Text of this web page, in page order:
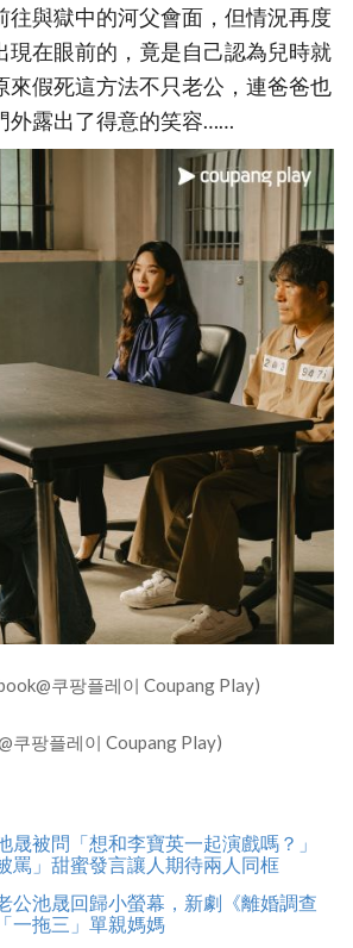
往與獄中的河父會面，但情況再度
現在眼前的，竟是自己認為兒時就
來假死這方法不只老公，連爸爸也
外露出了得意的笑容……
쿠팡플레이 Coupang Play)
쿠팡플레이 Coupang Play)
晟被問「想和李寶英一起演戲嗎？」
罵」甜蜜發言讓人期待兩人同框
公池晟回歸小螢幕，新劇《離婚調查
一拖三」單親媽媽